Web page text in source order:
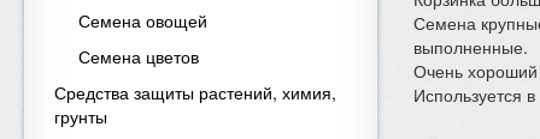
Семена овощей
Семена цветов
Средства защиты растений, химия,
грунты
Семена
выполненные.
Очень
Используется